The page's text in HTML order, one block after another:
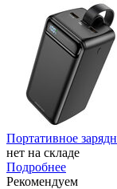
Портативное
нет на складе
Подробнее
Рекомендуем